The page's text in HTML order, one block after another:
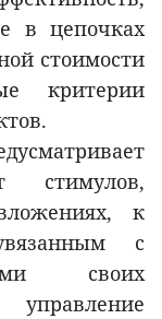
в цепочках
стоимости
критерии
стимулов,
к
с
своих